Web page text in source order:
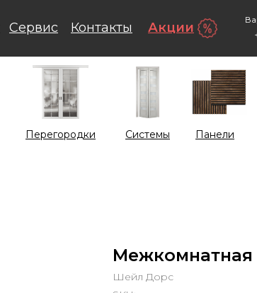
Контакты
Сервис Акции
Системы Панели
Перегородки
Межкомнатная
Шейл Дорс